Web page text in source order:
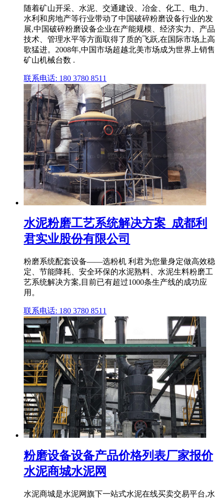
随着矿山开采、水泥、交通建设、冶金、化工、电力、
水利和房地产等行业带动了中国破碎粉磨设备行业的发
展,中国破碎粉磨设备企业在产能规模、经济实力、产品
技术、管理水平等方面取得了质的飞跃,在国际市场上高
歌猛进。2008年,中国市场超越北美市场成为世界上销售
矿山机械台数 .
联系电话: 180 3780 8511
水泥粉磨工艺系统解决方案_成都利
君实业股份有限公司
粉磨系统配套设备——选粉机 利君为您量身定做高效稳
定、节能降耗、安全环保的水泥熟料、水泥生料粉磨工
艺系统解决方案,目前已有超过1000条生产线的成功应
用。
联系电话: 180 3780 8511
粉磨设备设备产品价格列表厂家报价
水泥商城水泥网
水泥商城是水泥网旗下一站式水泥在线买卖交易平台,水